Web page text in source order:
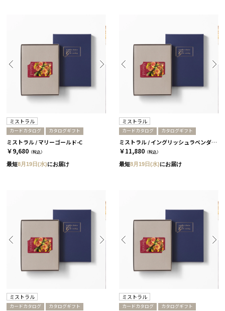
ミストラル
カードカタログ カタログギフト
ミストラル / マリーゴールド-C
￥9,680 （税込）
最短8月19日(水)にお届け
ミストラル
カードカタログ カタログギフト
ミストラル / イングリッシュラベンダー-C
￥11,880 （税込）
最短8月19日(水)にお届け
ミストラル
カードカタログ カタログギフト
ミストラル
カードカタログ カタログギフト